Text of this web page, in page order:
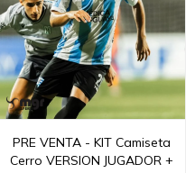
PRE VENTA - KIT Camiseta
Cerro VERSION JUGADOR +